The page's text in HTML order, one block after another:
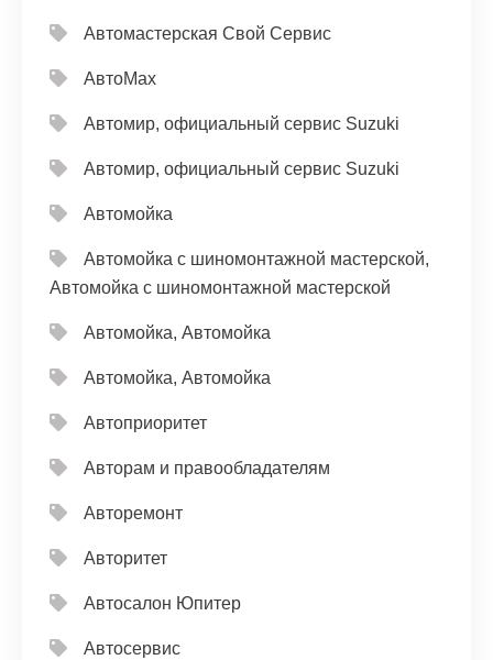
Автомастерская Свой Сервис
АвтоМах
Автомир, официальный сервис Suzuki
Автомир, официальный сервис Suzuki
Автомойка
Автомойка с шиномонтажной мастерской,
Автомойка с шиномонтажной мастерской
Автомойка, Автомойка
Автомойка, Автомойка
Автоприоритет
Авторам и правообладателям
Авторемонт
Авторитет
Автосалон Юпитер
Автосервис